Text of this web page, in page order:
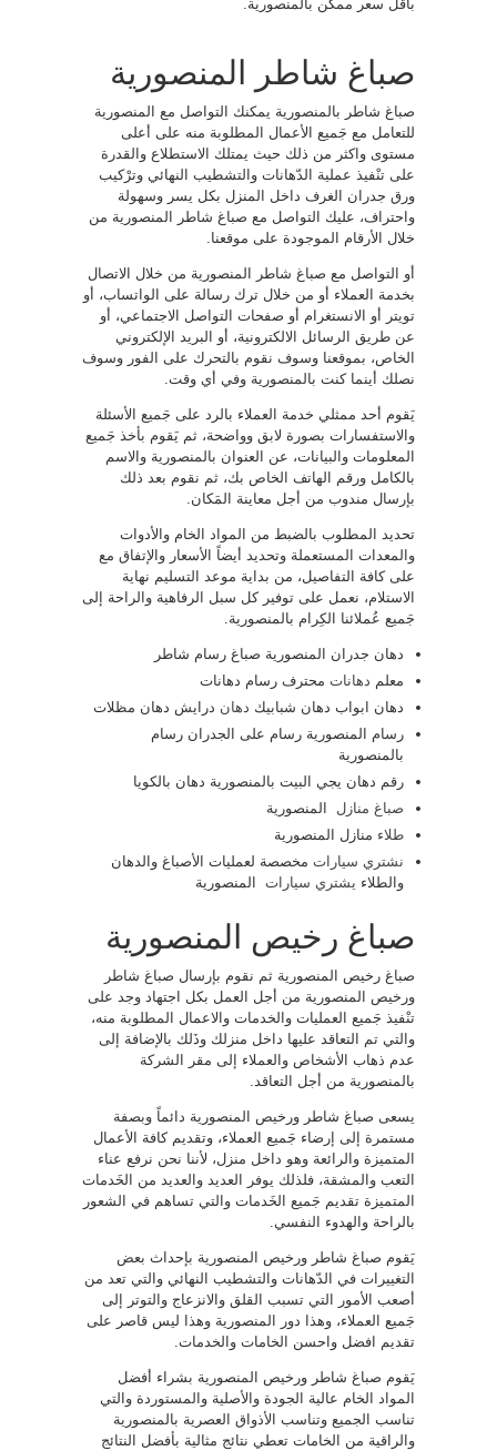
بأقل سعر ممكن بالمنصورية.
صباغ شاطر المنصورية
صباغ شاطر بالمنصورية يمكنك التواصل مع المنصورية
للتعامل مع جَميع الأعمال المطلوبة منه على أعلى
مستوى واكثر من ذلك حيث يمتلك الاستطلاع والقدرة
على تنْفيذ عملية الدّهانات والتشطيب النهائي وترْكيب
ورق جدران الغرف داخل المنزل بكل يسر وسهولة
واحتراف، عليك التواصل مع صباغ شاطر المنصورية من
خلال الأرقام الموجودة على موقعنا.
أو التواصل مع صباغ شاطر المنصورية من خلال الاتصال
بخدمة العملاء أو من خلال ترك رسالة على الواتساب، أو
تويتر أو الانستغرام أو صفحات التواصل الاجتماعي، أو
عن طريق الرسائل الالكترونية، أو البريد الإلكتروني
الخاص، بموقعنا وسوف نقوم بالتحرك على الفور وسوف
نصلك أينما كنت بالمنصورية وفي أي وقت.
يَقوم أحد ممثلي خدمة العملاء بالرد على جَميع الأسئلة
والاستفسارات بصورة لابق وواضحة، ثم يَقوم بأخذ جَميع
المعلومات والبيانات، عن العنوان بالمنصورية والاسم
بالكامل ورقم الهاتف الخاص بك، ثم نقوم بعد ذلك
بإرسال مندوب من أجل معاينة المَكان.
تحديد المطلوب بالضبط من المواد الخام والأدوات
والمعدات المستعملة وتحديد أيضاً الأسعار والإتفاق مع
على كافة التفاصيل، من بداية موعد التسليم نهاية
الاستلام، نعمل على توفير كل سبل الرفاهية والراحة إلى
جَميع عُملائنا الكِرام بالمنصورية.
دهان جدران المنصورية صباغ رسام شاطر
معلم دهانات محترف رسام دهانات
دهان ابواب دهان شبابيك دهان درايش دهان مظلات
رسام المنصورية رسام على الجدران رسام
بالمنصورية
رقم دهان يجي البيت بالمنصورية دهان بالكويا
صباغ منازل المنصورية
طلاء منازل المنصورية
نشتري سيارات مخصصة لعمليات الأصباغ والدهان
والطلاء يشتري سيارات المنصورية
صباغ رخيص المنصورية
صباغ رخيص المنصورية ثم نقوم بإرسال صباغ شاطر
ورخيص المنصورية من أجل العمل بكل اجتهاد وجد على
تنْفيذ جَميع العمليات والخدمات والاعمال المطلوبة منه،
والتي تم التعاقد عليها داخل منزلك وذَلك بالإضافة إلى
عدم ذهاب الأشخاص والعملاء إلى مقر الشركة
بالمنصورية من أجل التعاقد.
يسعى صباغ شاطر ورخيص المنصورية دائماً وبصفة
مستمرة إلى إرضاء جَميع العملاء، وتقديم كافة الأعمال
المتميزة والرائعة وهو داخل منزل، لأننا نحن نرفع عناء
التعب والمشقة، فلذلك يوفر العديد والعديد من الخَدمات
المتميزة تقديم جَميع الخَدمات والتي تساهم في الشعور
بالراحة والهدوء النفسي.
يَقوم صباغ شاطر ورخيص المنصورية بإحداث بعض
التغييرات في الدّهانات والتشطيب النهائي والتي تعد من
أصعب الأمور التي تسبب القلق والانزعاج والتوتر إلى
جَميع العملاء، وهذا دور المنصورية وهذا ليس قاصر على
تقديم افضل واحسن الخامات والخدمات.
يَقوم صباغ شاطر ورخيص المنصورية بشراء أفضل
المواد الخام عالية الجودة والأصلية والمستوردة والتي
تناسب الجميع وتناسب الأذواق العصرية بالمنصورية
والراقية من الخامات تعطي نتائج مثالية بأفضل النتائج